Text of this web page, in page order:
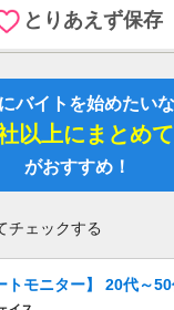
とりあえず保存
バイトを始めたい
以上にまとめて
がおすすめ！
チェックする